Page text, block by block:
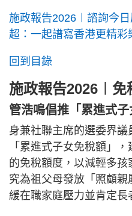
施政報告2026︱諮詢今
超：一起譜寫香港更精彩
回到目錄
施政報告2026︱免
管浩鳴倡推「累進式子
身兼社聯主席的選委界
「累進式子女免稅額」
的免稅額度，以減輕多
究為祖父母發放「照顧
緩在職家庭壓力並肯定長